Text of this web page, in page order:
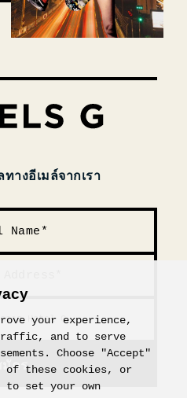
างอีเมล์จากเรา
จาก Hotel G
คร
your experience,
and to serve
Choose "Accept"
of these cookies, or
to set your own